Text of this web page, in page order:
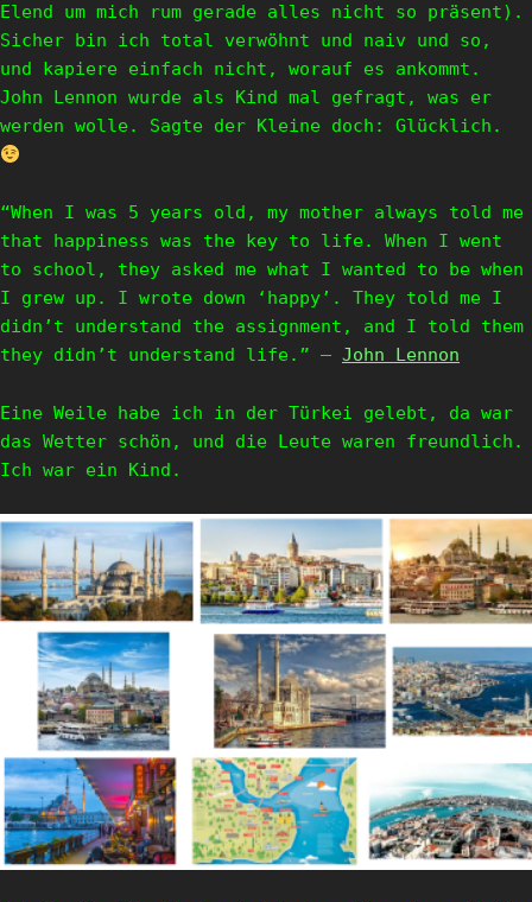
Elend um mich rum gerade alles nicht so präsent).
Sicher bin ich total verwöhnt und naiv und so,
und kapiere einfach nicht, worauf es ankommt.
John Lennon wurde als Kind mal gefragt, was er
werden wolle. Sagte der Kleine doch: Glücklich.
“When I was 5 years old, my mother always told me
that happiness was the key to life. When I went
to school, they asked me what I wanted to be when
I grew up. I wrote down ‘happy’. They told me I
didn’t understand the assignment, and I told them
they didn’t understand life.” ― John Lennon
Eine Weile habe ich in der Türkei gelebt, da war
das Wetter schön, und die Leute waren freundlich.
Ich war ein Kind.